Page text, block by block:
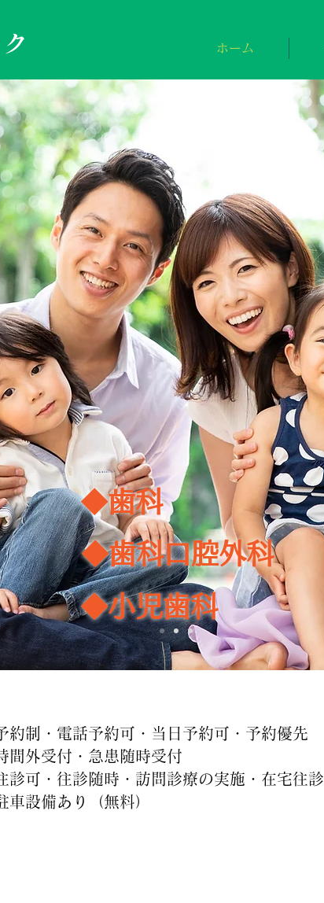
ホーム
◆歯科
◆歯科口腔外科
◆小児歯科
制・電話予約可・当日予約可・予約優先
間外受付・急患随時受付
可・往診随時・訪問診療の実施・在宅往診
設備あり（無料）